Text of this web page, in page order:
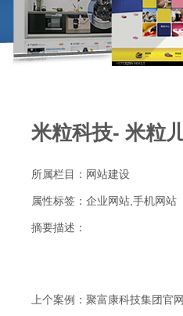
米粒科技- 米粒
所属栏目： 网站建设
属性标签：企业网站,手机网站
摘要描述：
上个案例： 聚富康科技集团官